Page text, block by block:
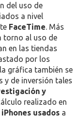
en iTunes.
del uso de
a nivel
FaceTime
. Más
torno al uso de
en las tiendas
por los